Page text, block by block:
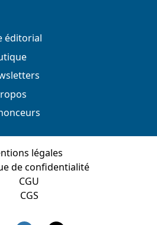
éditorial
légales
de confidentialité
CGU
CGS